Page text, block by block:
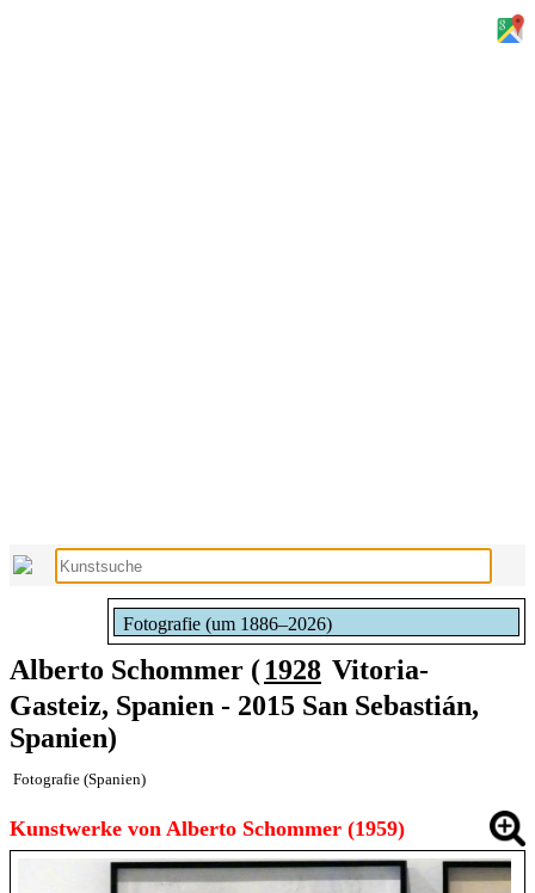
Fotografie (um 1886–2026)
Alberto Schommer (1928 Vitoria-
Gasteiz, Spanien - 2015 San Sebastián,
Spanien)
Fotografie (Spanien)
Kunstwerke von Alberto Schommer (1959)